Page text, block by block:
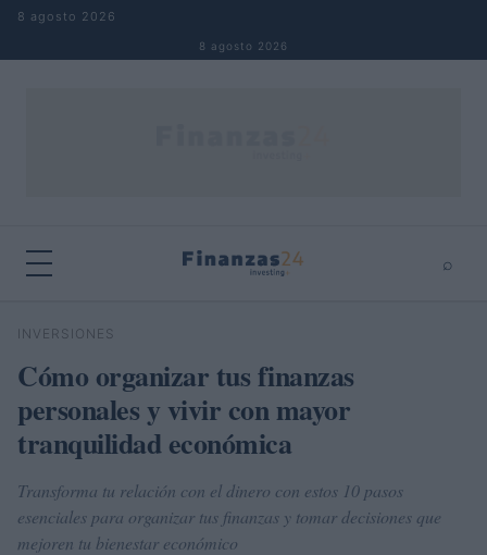
Saltar al contenido
8 agosto 2026
8 agosto 2026
⌕
Buscar
INVERSIONES
Cómo organizar tus finanzas
personales y vivir con mayor
tranquilidad económica
Transforma tu relación con el dinero con estos 10 pasos
esenciales para organizar tus finanzas y tomar decisiones que
mejoren tu bienestar económico